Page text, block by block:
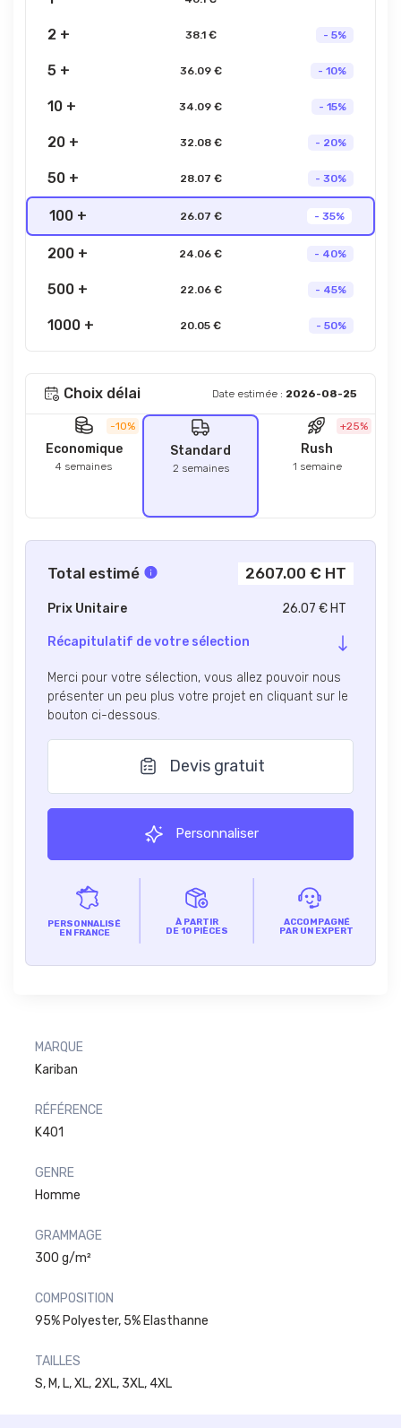
2 + 38.1 € - 5%
5 + 36.09 € - 10%
10 + 34.09 € - 15%
20 + 32.08 € - 20%
50 + 28.07 € - 30%
100 + 26.07 € - 35%
200 + 24.06 € - 40%
500 + 22.06 € - 45%
1000 + 20.05 € - 50%
Choix délai Date estimée : 2026-08-25
-10%
Economique
4 semaines
Standard
2 semaines
+25%
Rush
1 semaine
Total estimé 2607.00 € HT
Prix Unitaire 26.07 € HT
Récapitulatif de votre sélection
Merci pour votre sélection, vous allez pouvoir nous
présenter un peu plus votre projet en cliquant sur le
bouton ci-dessous.
Devis gratuit
Personnaliser
PERSONNALISÉ
EN FRANCE
À PARTIR
DE 10 PIÈCES
ACCOMPAGNÉ
PAR UN EXPERT
MARQUE
Kariban
RÉFÉRENCE
K401
GENRE
Homme
GRAMMAGE
300 g/m²
COMPOSITION
95% Polyester, 5% Elasthanne
TAILLES
S, M, L, XL, 2XL, 3XL, 4XL